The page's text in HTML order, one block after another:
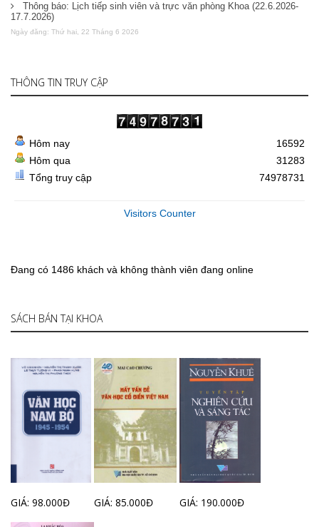
Thông báo: Lịch tiếp sinh viên và trực văn phòng Khoa (22.6.2026-
17.7.2026)
Ngày đăng: Thứ hai, 22 Tháng 6 2026
THÔNG TIN TRUY CẬP
Hôm nay
Hôm qua
Tổng truy cập
16592
31283
74978731
Visitors Counter
Đang có 1486 khách và không thành viên đang online
SÁCH BÁN TẠI KHOA
GIÁ: 98.000Đ GIÁ: 85.000Đ GIÁ: 190.000Đ